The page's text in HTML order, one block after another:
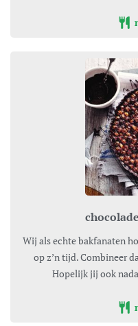
Wij als echte bakfanaten houden wel van een chocoladetaartje
op z’n tijd. Combineer
Hopelijk jij ook